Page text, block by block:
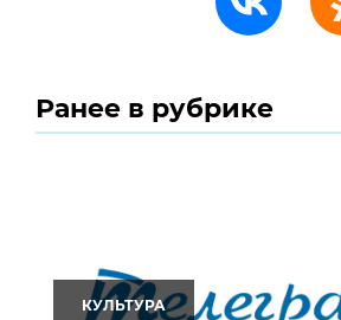
Ранее в рубрике
КУЛЬТУРА